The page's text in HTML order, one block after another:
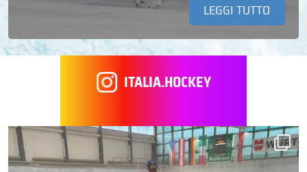
LEGGI TUTTO
ITALIA.HOCKEY